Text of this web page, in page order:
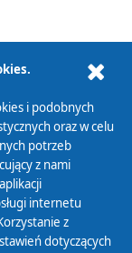
i podobnych
oraz w celu
potrzeb
z nami
internetu
z
dotyczących